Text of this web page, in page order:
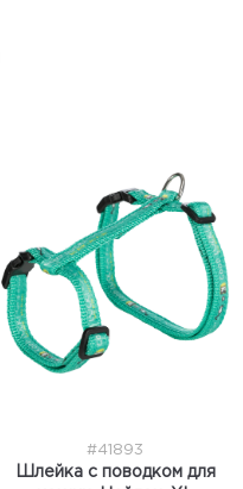
#41893
Шлейка с поводком для